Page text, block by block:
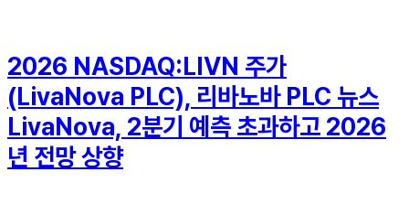
2026 NASDAQ:LIVN 주가
(LivaNova PLC), 리바노바 PLC 뉴스
LivaNova, 2분기 예측 초과하고 2026
년 전망 상향